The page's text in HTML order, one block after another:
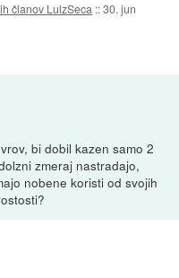
članov LulzSeca ::30. jun
bi dobil kazen samo 2
zmeraj nastradajo,
nobene koristi od svojih